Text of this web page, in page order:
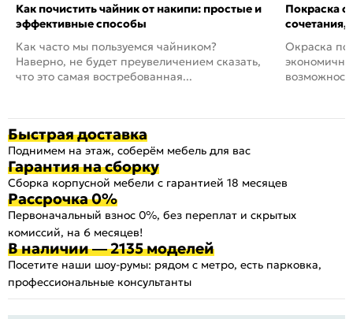
Как почистить чайник от накипи: простые и
эффективные способы
Как часто мы пользуемся чайником?
Наверно, не будет преувеличением сказать,
что это самая востребованная...
Покраска
сочетания,
Окраска
Быстрая доставка
Поднимем на этаж, соберём мебель для вас
Гарантия на сборку
Сборка корпусной мебели с гарантией 18 месяцев
Рассрочка 0%
Первоначальный взнос 0%, без переплат и скрытых
комиссий, на 6 месяцев!
В наличии — 2135 моделей
Посетите наши шоу-румы: рядом с метро, есть парковка,
профессиональные консультанты